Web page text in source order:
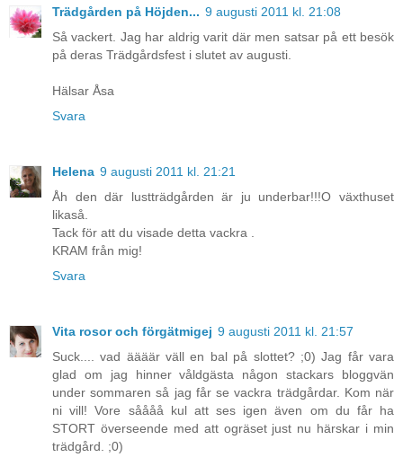
Trädgården på Höjden... 9 augusti 2011 kl. 21:08
Så vackert. Jag har aldrig varit där men satsar på ett besök
på deras Trädgårdsfest i slutet av augusti.
Hälsar Åsa
Svara
Helena 9 augusti 2011 kl. 21:21
Åh den där lustträdgården är ju underbar!!!O växthuset
likaså.
Tack för att du visade detta vackra .
KRAM från mig!
Svara
Vita rosor och förgätmigej 9 augusti 2011 kl. 21:57
Suck.... vad äääär väll en bal på slottet? ;0) Jag får vara
glad om jag hinner våldgästa någon stackars bloggvän
under sommaren så jag får se vackra trädgårdar. Kom när
ni vill! Vore såååå kul att ses igen även om du får ha
STORT överseende med att ogräset just nu härskar i min
trädgård. ;0)